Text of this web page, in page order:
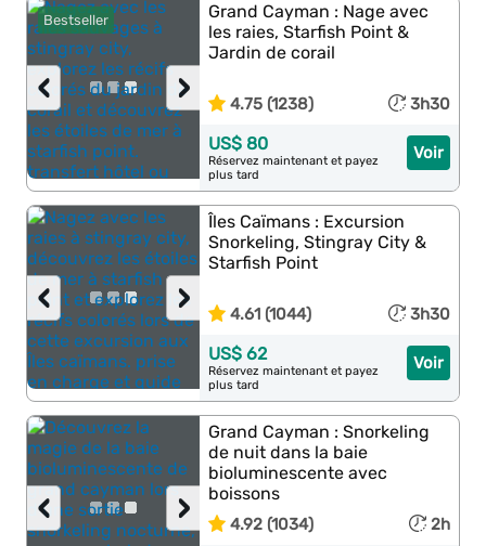
Bestseller
›
‹
Grand Cayman : Nage avec
les raies, Starfish Point &
Jardin de corail
4.75 (1238) 3h30
Voir
US$ 80
Réservez maintenant et payez
plus tard
›
‹
Îles Caïmans : Excursion
Snorkeling, Stingray City &
Starfish Point
4.61 (1044) 3h30
Voir
US$ 62
Réservez maintenant et payez
plus tard
›
‹
Grand Cayman : Snorkeling
de nuit dans la baie
bioluminescente avec
boissons
4.92 (1034) 2h